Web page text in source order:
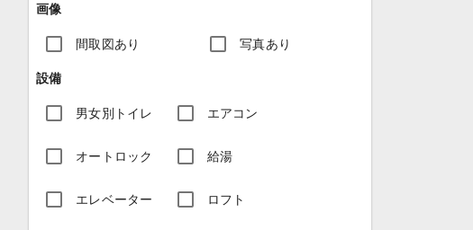
画像
間取図あり 写真あり
設備
男女別トイレ エアコン
オートロック 給湯
エレベーター ロフト